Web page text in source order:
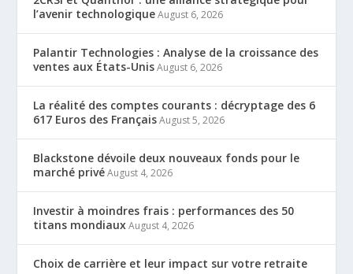
l’avenir technologique August 6, 2026
Palantir Technologies : Analyse de la croissance des
ventes aux États-Unis August 6, 2026
La réalité des comptes courants : décryptage des 6
617 Euros des Français August 5, 2026
Blackstone dévoile deux nouveaux fonds pour le
marché privé August 4, 2026
Investir à moindres frais : performances des 50
titans mondiaux August 4, 2026
Choix de carrière et leur impact sur votre retraite